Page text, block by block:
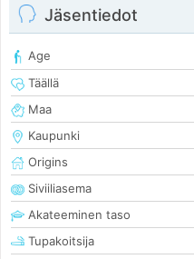
Jäsentiedot
Age
Täällä
Maa
Kaupunki
Origins
Siviiliasema
Akateeminen taso
Tupakoitsija